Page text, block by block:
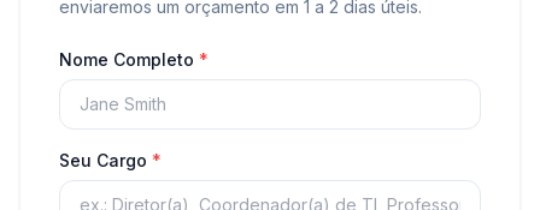
enviaremos um orçamento em 1 a 2 dias úteis.
Nome Completo *
Seu Cargo *